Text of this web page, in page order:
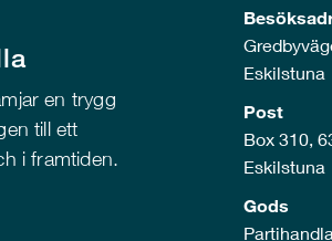
en trygg
till ett
i framtiden.
Eskilstuna
Post
Box 310,
Eskilstuna
Gods